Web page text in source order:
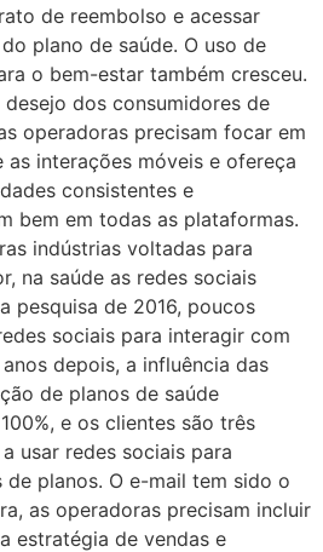
de reembolso e acessar
plano de saúde. O uso de
o bem-estar também cresceu.
dos consumidores de
operadoras precisam focar em
as interações móveis e ofereça
consistentes e
bem em todas as plataformas.
indústrias voltadas para
na saúde as redes sociais
pesquisa de 2016, poucos
sociais para interagir com
depois, a influência das
de planos de saúde
e os clientes são três
usar redes sociais para
planos. O e-mail tem sido o
as operadoras precisam incluir
estratégia de vendas e